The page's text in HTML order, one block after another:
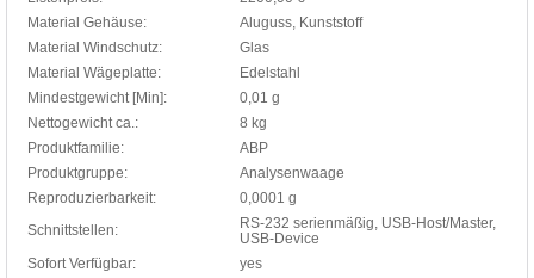
Material Gehäuse:
Aluguss, Kunststoff
Material Windschutz:
Glas
Material Wägeplatte:
Edelstahl
Mindestgewicht [Min]:
0,01 g
Nettogewicht ca.:
8 kg
Produktfamilie:
ABP
Produktgruppe:
Analysenwaage
Reproduzierbarkeit:
0,0001 g
Schnittstellen:
RS-232 serienmäßig, USB-Host/Master,
USB-Device
Sofort Verfügbar:
yes